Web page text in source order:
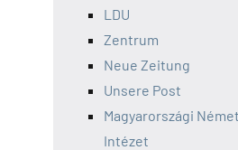
LDU
Zentrum
Neue Zeitung
Unsere Post
Magyarországi
Intézet